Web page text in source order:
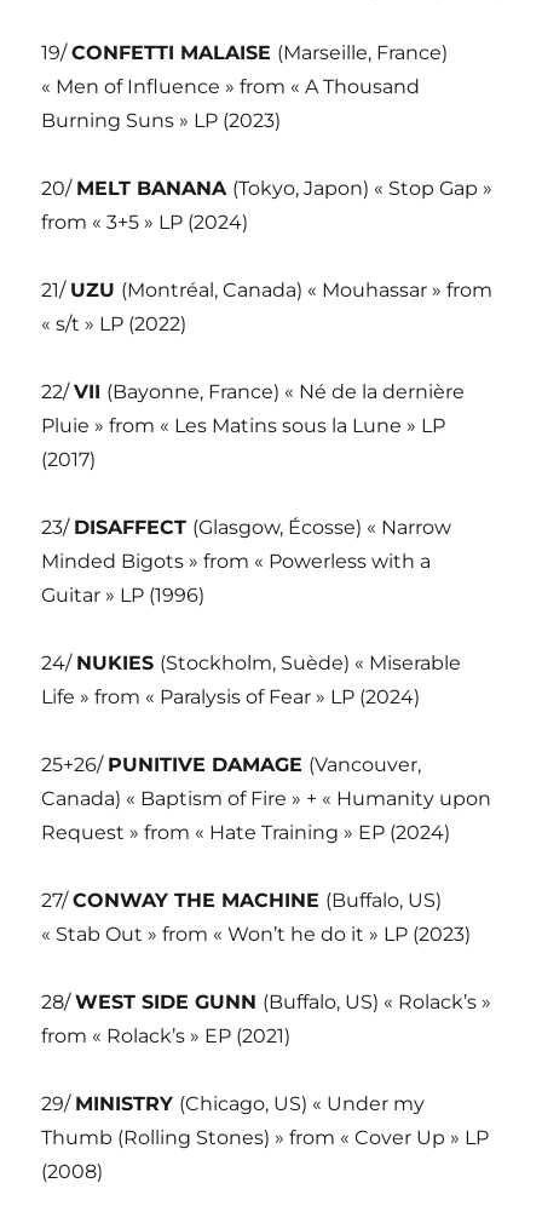
19/CONFETTI MALAISE (Marseille, France)
« Men of Influence » from « A Thousand
Burning Suns » LP (2023)
20/ MELT BANANA (Tokyo, Japon) « Stop Gap »
from « 3+5 » LP (2024)
21/ UZU (Montréal, Canada) « Mouhassar » from
« s/t » LP (2022)
22/VII (Bayonne, France) « Né de la dernière
Pluie » from « Les Matins sous la Lune » LP
(2017)
23/ DISAFFECT (Glasgow, Écosse) « Narrow
Minded Bigots » from « Powerless with a
Guitar » LP (1996)
24/ NUKIES (Stockholm, Suède) « Miserable
Life » from « Paralysis of Fear » LP (2024)
25+26/ PUNITIVE DAMAGE (Vancouver,
Canada) « Baptism of Fire » + « Humanity upon
Request » from « Hate Training » EP (2024)
27/CONWAY THE MACHINE (Buffalo, US)
« Stab Out » from « Won’t he do it » LP (2023)
28/WEST SIDE GUNN (Buffalo, US) « Rolack’s »
from « Rolack’s » EP (2021)
29/ MINISTRY (Chicago, US) « Under my
Thumb (Rolling Stones) » from « Cover Up » LP
(2008)